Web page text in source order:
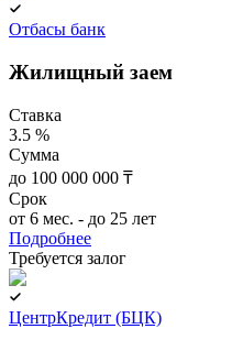
Отбасы банк
Жилищный заем
Ставка
3.5 %
Сумма
до 100 000 000 ₸
Срок
от 6 мес. - до 25 лет
Подробнее
Требуется залог
ЦентрКредит (БЦК)